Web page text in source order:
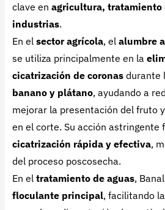
clave en agricultura, tratamiento
industrias.
En el sector agrícola, el alumbre
se utiliza principalmente en la
cicatrización de coronas durante
banano y plátano, ayudando a
mejorar la presentación del fruto
en el corte. Su acción astringente
cicatrización rápida y efectiva,
del proceso poscosecha.
En el tratamiento de aguas,
floculante principal, facilitando la